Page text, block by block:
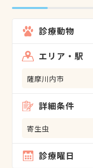
診療動物
エリア・駅
薩摩川内市
詳細条件
寄生虫
診療曜日